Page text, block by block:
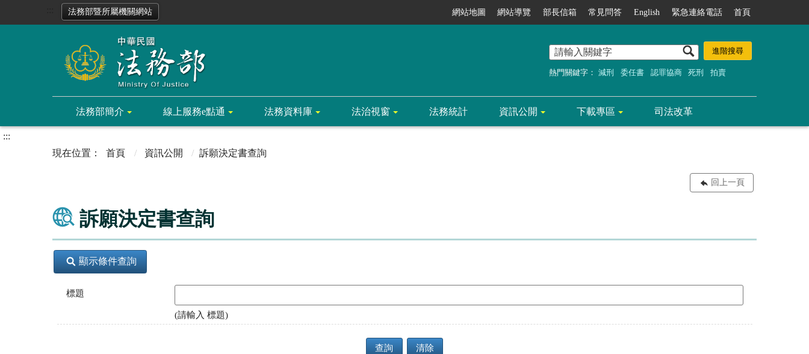
法務部暨所屬機關網站 網站地圖 網站導覽 部長信箱 常見問答 English 緊急連絡電話 首頁
熱門關鍵字： 減刑 委任書 認罪協商 死刑 拍賣
法務部簡介 線上服務e點通 法務資料庫 法治視窗 法務統計 資訊公開 下載專區 司法改革
:::
首頁
資訊公開 訴願決定書查詢
回上一頁
訴願決定書查詢
顯示條件查詢
標題
(請輸入 標題)
查詢 清除